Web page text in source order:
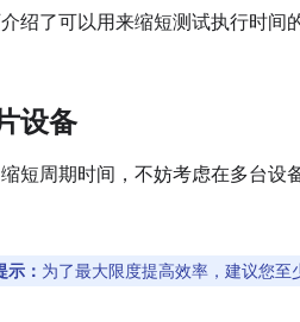
绍了可以用来缩短测试执行时间
设备
短周期时间，不妨考虑在多台设
示： 为了最大限度提高效率，建议您至